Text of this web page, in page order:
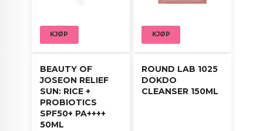
Cleansing Powder og gi huden din en dyp og
KJØP KJØP
BEAUTY OF
JOSEON RELIEF
SUN: RICE +
PROBIOTICS
SPF50+ PA++++
50ML
ROUND LAB 1025
DOKDO
CLEANSER 150ML